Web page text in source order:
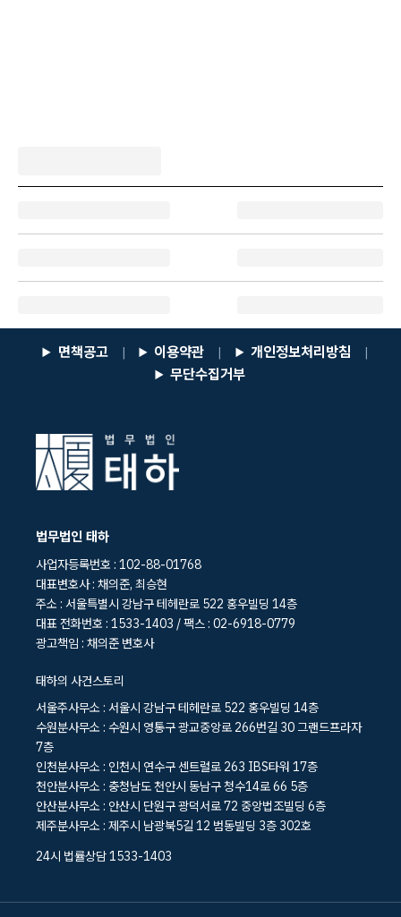
면책공고 | 이용약관 | 개인정보처리방침 |
무단수집거부
법무법인 태하
사업자등록번호 : 102-88-01768
대표변호사 : 채의준, 최승현
주소 : 서울특별시 강남구 테헤란로 522 홍우빌딩 14층
대표 전화번호 : 1533-1403 / 팩스 : 02-6918-0779
광고책임 : 채의준 변호사
태하의 사건스토리
서울주사무소 : 서울시 강남구 테헤란로 522 홍우빌딩 14층
수원분사무소 : 수원시 영통구 광교중앙로 266번길 30 그랜드프라자
7층
인천분사무소 : 인천시 연수구 센트럴로 263 IBS타워 17층
천안분사무소 : 충청남도 천안시 동남구 청수14로 66 5층
안산분사무소 : 안산시 단원구 광덕서로 72 중앙법조빌딩 6층
제주분사무소 : 제주시 남광북5길 12 범동빌딩 3층 302호
24시 법률상담 1533-1403